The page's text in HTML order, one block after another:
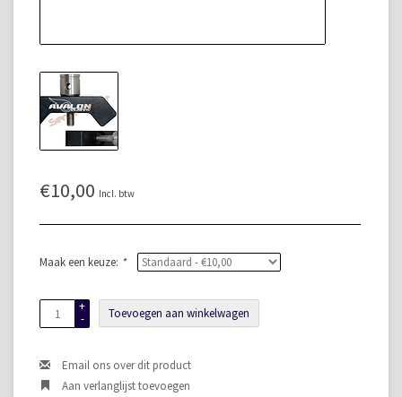
€10,00 Incl. btw
Maak een keuze: *
+
-
Toevoegen aan winkelwagen
Email ons over dit product
Aan verlanglijst toevoegen